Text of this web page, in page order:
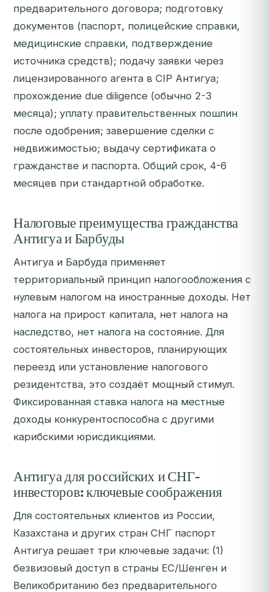
предварительного договора; подготовку
документов (паспорт, полицейские справки,
медицинские справки, подтверждение
источника средств); подачу заявки через
лицензированного агента в CIP Антигуа;
прохождение due diligence (обычно 2-3
месяца); уплату правительственных пошлин
после одобрения; завершение сделки с
недвижимостью; выдачу сертификата о
гражданстве и паспорта. Общий срок, 4-6
месяцев при стандартной обработке.
Налоговые преимущества гражданства
Антигуа и Барбуды
Антигуа и Барбуда применяет
территориальный принцип налогообложения с
нулевым налогом на иностранные доходы. Нет
налога на прирост капитала, нет налога на
наследство, нет налога на состояние. Для
состоятельных инвесторов, планирующих
переезд или установление налогового
резидентства, это создаёт мощный стимул.
Фиксированная ставка налога на местные
доходы конкурентоспособна с другими
карибскими юрисдикциями.
Антигуа для российских и СНГ-
инвесторов: ключевые соображения
Для состоятельных клиентов из России,
Казахстана и других стран СНГ паспорт
Антигуа решает три ключевые задачи: (1)
безвизовый доступ в страны ЕС/Шенген и
Великобританию без предварительного